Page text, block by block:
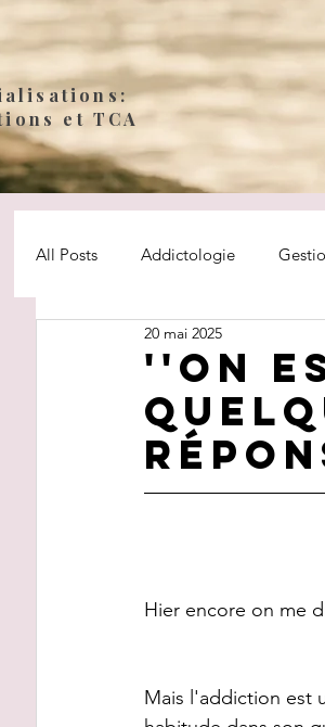
et TCA
All Posts Addictologie
adolescent Bien être
''On
20 mai 2025
Hier encore on me
Mais l'addiction est